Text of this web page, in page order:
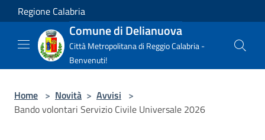
Salta al contenuto principale
Regione Calabria
Comune di Delianuova
Città Metropolitana di Reggio Calabria -
Benvenuti!
Home > Novità > Avvisi >
Bando volontari Servizio Civile Universale 2026